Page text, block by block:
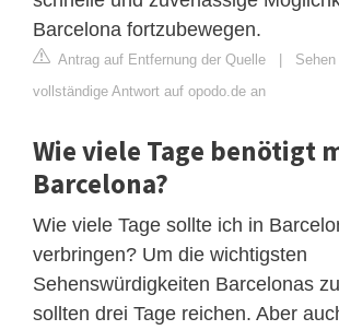
Barcelona fortzubewegen.
Antrag auf Entfernung der Quelle
vollständige Antwort auf opodo.de an
Wie viele Tage benötigt
Barcelona?
Wie viele Tage sollte ich in
verbringen? Um die wichtigsten
Sehenswürdigkeiten Barcelonas
sollten drei Tage reichen. Aber